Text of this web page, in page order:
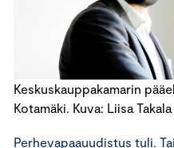
Keskuskauppakamarin
Kotamäki. Kuva: Liisa Takala
Perhevapaauudistus tuli.